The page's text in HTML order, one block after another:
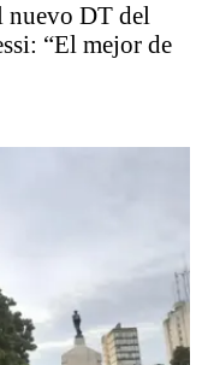
nuevo DT del
“El mejor de